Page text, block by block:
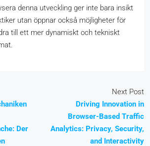
denna utveckling ger inte bara insikt
utan öppnar också möjligheter för
till ett mer dynamiskt och tekniskt
Der
Next Post
Driving Innovation in
Browser-Based Traffic
Analytics: Privacy, Security,
and Interactivity